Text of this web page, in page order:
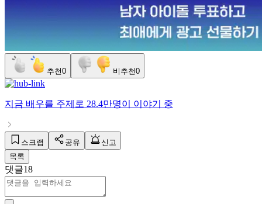
추천0 비추천0
지금 배우를 주제로 28.4만명이 이야기 중
스크랩 공유
신고
목록
댓글18